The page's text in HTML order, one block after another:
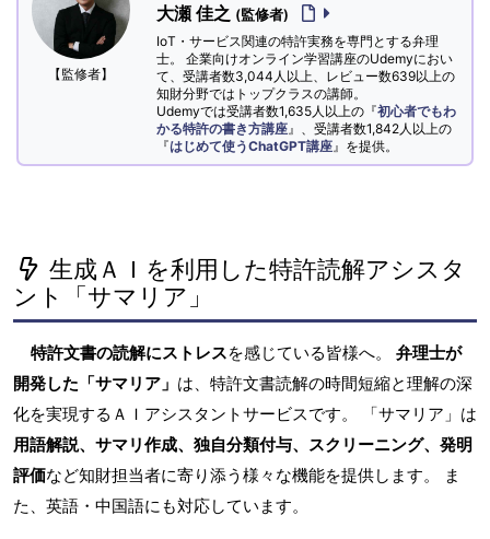
【監修者】
大瀬 佳之 (監修者)
IoT・サービス関連の特許実務を専門とする弁理
士。 企業向けオンライン学習講座のUdemyにおい
て、受講者数3,044人以上、レビュー数639以上の
知財分野ではトップクラスの講師。
Udemyでは受講者数1,635人以上の『初心者でもわ
かる特許の書き方講座 』、受講者数1,842人以上の
『はじめて使うChatGPT講座 』を提供。
生成ＡＩを利用した特許読解アシスタ
ント「サマリア」
特許文書の読解にストレスを感じている皆様へ。 弁理士が
開発した「サマリア」 は、特許文書読解の時間短縮と理解の深
化を実現するＡＩアシスタントサービスです。 「サマリア」は
用語解説、サマリ作成、独自分類付与、スクリーニング、発明
評価など知財担当者に寄り添う様々な機能を提供します。 ま
た、英語・中国語にも対応しています。